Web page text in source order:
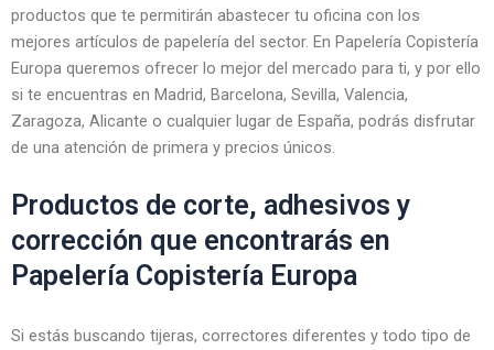
productos que te permitirán abastecer tu oficina con los
mejores artículos de papelería del sector. En Papelería Copistería
Europa queremos ofrecer lo mejor del mercado para ti, y por ello
si te encuentras en Madrid, Barcelona, Sevilla, Valencia,
Zaragoza, Alicante o cualquier lugar de España, podrás disfrutar
de una atención de primera y precios únicos.
Productos de corte, adhesivos y
corrección que encontrarás en
Papelería Copistería Europa
Si estás buscando tijeras, correctores diferentes y todo tipo de